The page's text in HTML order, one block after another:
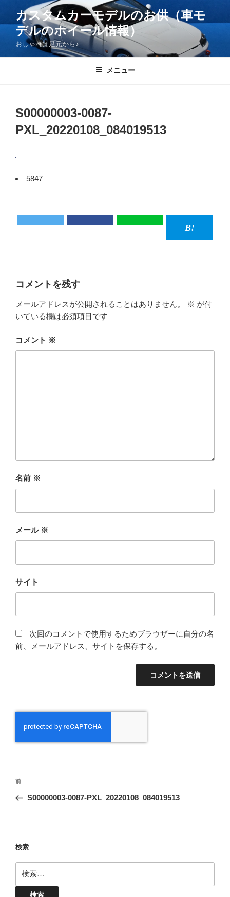
ツ
カスタムカーモデルのお供（車モ
デルのホイール情報）
おしゃれは足元から♪
メニュー
S00000003-0087-
PXL_20220108_084019513
5847
コメントを残す
メールアドレスが公開されることはありません。 ※ が付
いている欄は必須項目です
コメント ※
名前 ※
メール ※
サイト
次回のコメントで使用するためブラウザーに自分の名
前、メールアドレス、サイトを保存する。
投
ナ
ー
シ
ョ
ン
前
の
前
S00000003-0087-PXL_20220108_084019513
検索
索: